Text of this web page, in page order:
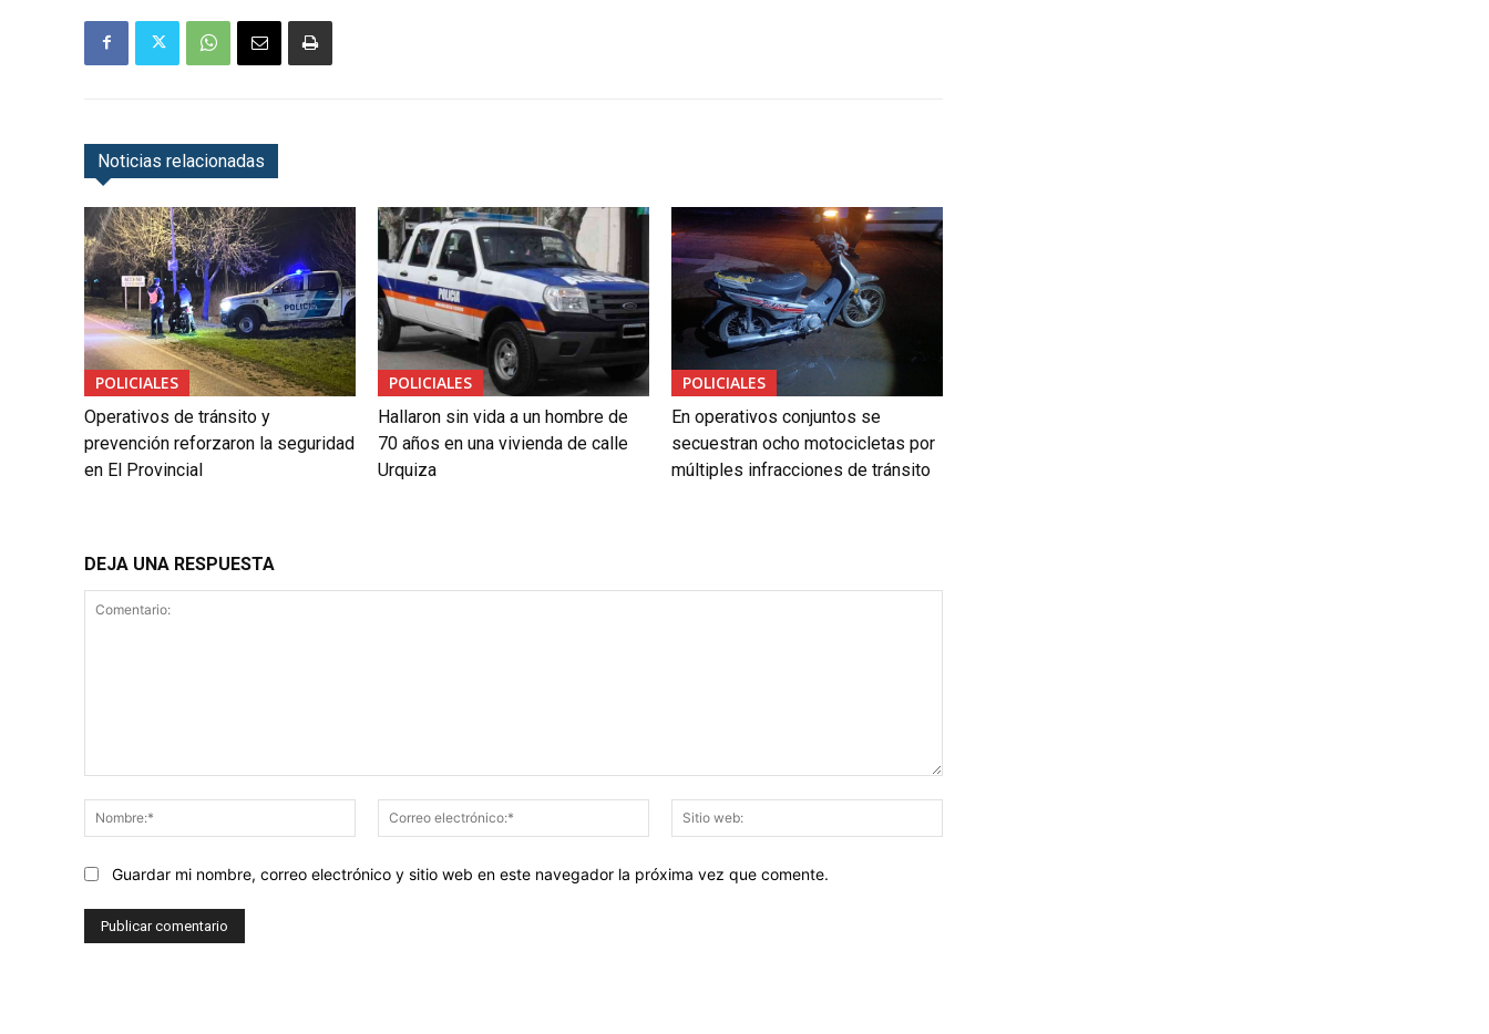
Noticias relacionadas
POLICIALES
Operativos de tránsito y
prevención reforzaron la seguridad
en El Provincial
POLICIALES
Hallaron sin vida a un hombre de
70 años en una vivienda de calle
Urquiza
POLICIALES
En operativos conjuntos se
secuestran ocho motocicletas por
múltiples infracciones de tránsito
DEJA UNA RESPUESTA
Nombre:*
Correo
electrónico:*
web:
Guardar mi nombre, correo electrónico y sitio web en este navegador la próxima vez que comente.